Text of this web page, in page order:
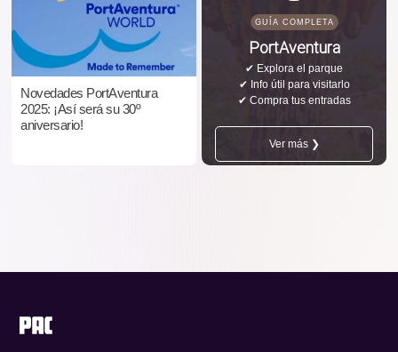
Novedades PortAventura
2025: ¡Así será su 30º
aniversario!
GUÍA COMPLETA
PortAventura
✔ Explora el parque
✔ Info útil para visitarlo
✔ Compra tus entradas
Ver más ❯